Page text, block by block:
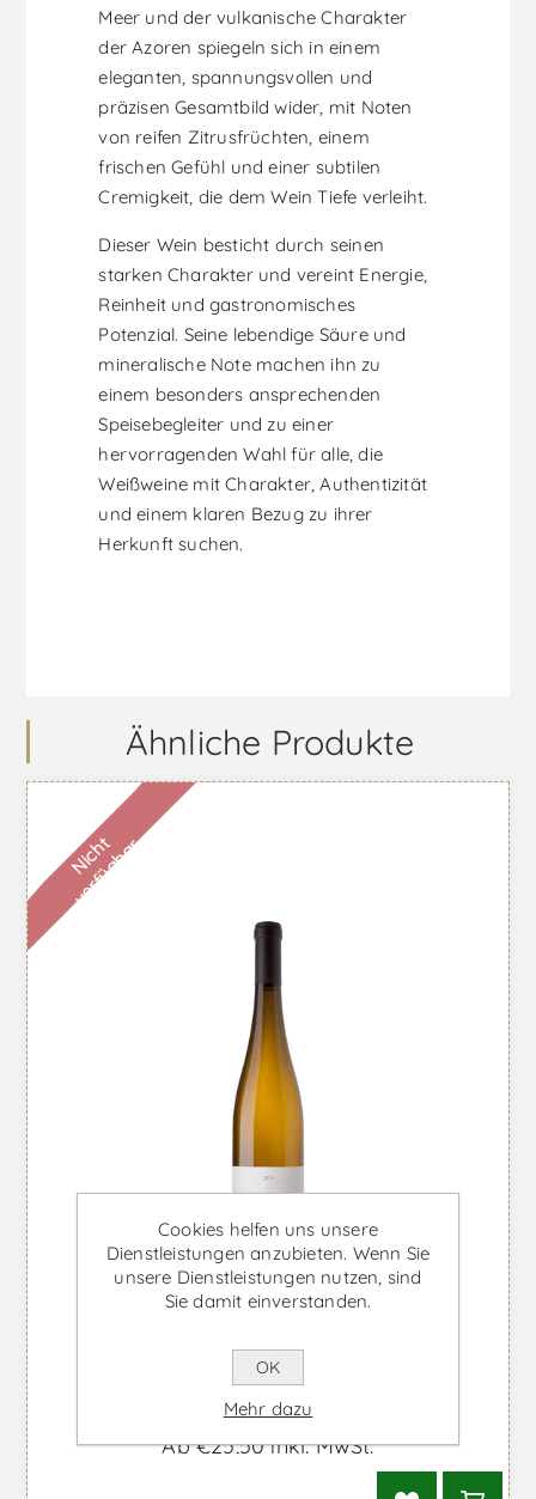
Meer und der vulkanische Charakter
der Azoren spiegeln sich in einem
eleganten, spannungsvollen und
präzisen Gesamtbild wider, mit Noten
von reifen Zitrusfrüchten, einem
frischen Gefühl und einer subtilen
Cremigkeit, die dem Wein Tiefe verleiht.
Dieser Wein besticht durch seinen
starken Charakter und vereint Energie,
Reinheit und gastronomisches
Potenzial. Seine lebendige Säure und
mineralische Note machen ihn zu
einem besonders ansprechenden
Speisebegleiter und zu einer
hervorragenden Wahl für alle, die
Weißweine mit Charakter, Authentizität
und einem klaren Bezug zu ihrer
Herkunft suchen.
Ähnliche Produkte
N
i
c
h
t
v
e
r
f
ü
g
b
a
r
Arinto dos Açores - Weißwein
Ab €25,50 inkl. MwSt.
Cookies helfen uns unsere
Dienstleistungen anzubieten. Wenn Sie
unsere Dienstleistungen nutzen, sind
Sie damit einverstanden.
OK
Mehr dazu